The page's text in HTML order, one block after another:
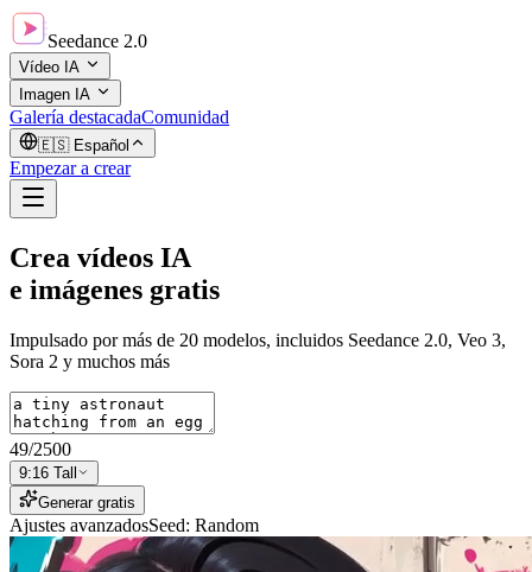
Seedance 2.0
Vídeo IA
Imagen IA
Galería destacadaComunidad
🇪🇸 Español
Empezar a crear
Crea vídeos IA
e imágenes gratis
Impulsado por más de 20 modelos, incluidos Seedance 2.0, Veo 3,
Sora 2 y muchos más
49/2500
9:16 Tall
Generar gratis
Ajustes avanzadosSeed: Random